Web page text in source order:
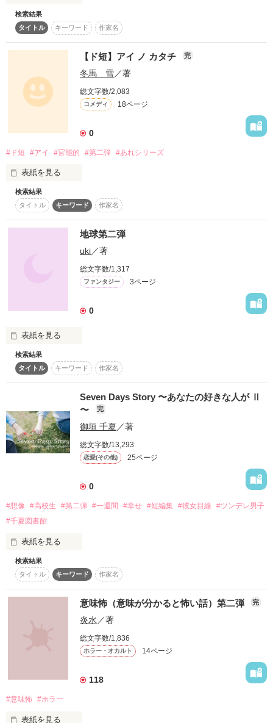
私だけが知っている
優しさ。
あなたの優しさに触れる度
瞳の奥の優しさに
惹き寄せられずには
ただ一つ…。
切ない雪音が小さく響いた。
作品を読む
作品を読む
『いつか王子様が』
恋は
お気に入りの曲どおりに
ならないもの
私の目の前に現れた
『王子様』
には程遠い
『オジサマ』
だったのだから
＝＝＝＝＝
『蒼恋物語』梨香の親友
気になったら早速
＝＝＝＝＝
作品中の蒼（アオイ）のヴァイオリンの音色はウート・ウーギ
氏がモデル
聴いてたＣＤは『扇愛奈入ります』から『ひねくれて藤沢』
作品を読む
検索結果
タイトル
キーワード 作家名
【ド短】アイ ノ カタチ 完
冬馬 雪／著
総文字数/2,083
コメディ 18ページ
0
#ド短 #アイ #官能的 #第二弾 #あれシリーズ
表紙を見る
数多の水の音は、
切なくも心に降り注ぐ。
君が残した爪跡は、
さあ、
二人の愛の形を…
。。。。。。
２ndシーズン
姫恵サマ
作品を読む
検索結果
タイトル
キーワード 作家名
地球第二弾
uki／著
総文字数/1,317
ファンタジー 3ページ
0
表紙を見る
次の地球
そこには何が待っているのか
勝手に描く新たな地球像
2nd global
作品を読む
検索結果
タイトル
キーワード 作家名
Seven Days Story 〜あなたの好きな人が Ⅱ
〜
完
御垣 千夏／著
総文字数/13,293
恋愛(その他) 25ページ
0
#想像 #高校生 #第二弾 #一週間 #幸せ #短編集 #彼女目線
#ツンデレ男子
#千夏図書館
表紙を見る
❖　❖　❖　❖　❖
あなたはあなたの彼と付き合って２ヶ月。
学校から一緒に帰るのも慣れてきて、それでも相手の知らない
そんな頃の一週間の些細な“幸せ”を考えてみました。
“彼”は決まっていません。
あなたの好きな人、大切な人を当てはめて想像してみてくださ
い。
検索結果
タイトル
キーワード 作家名
意味怖（意味が分かると怖い話）第二弾 完
炎水 ／著
総文字数/1,836
ホラー・オカルト 14ページ
118
#意味怖 #ホラー
表紙を見る